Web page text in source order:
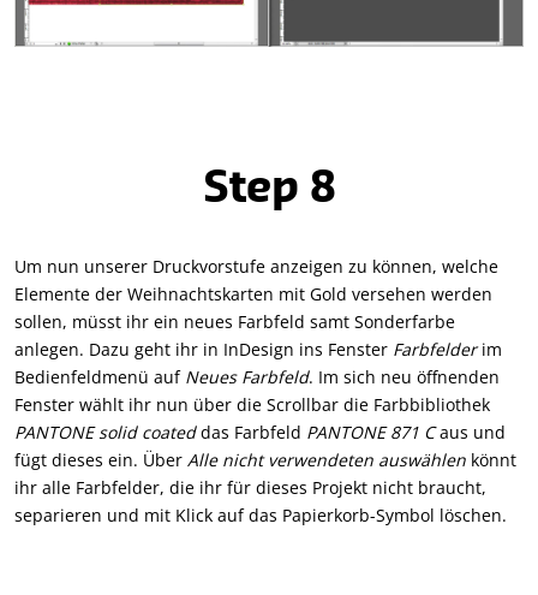
Step 8
Um nun unserer Druckvorstufe anzeigen zu können, welche
Elemente der Weihnachtskarten mit Gold versehen werden
sollen, müsst ihr ein neues Farbfeld samt Sonderfarbe
anlegen. Dazu geht ihr in InDesign ins Fenster Farbfelderim
Bedienfeldmenü auf Neues Farbfeld. Im sich neu öffnenden
Fenster wählt ihr nun über die Scrollbar die Farbbibliothek
PANTONE solid coateddas Farbfeld PANTONE 871 Caus und
fügt dieses ein. Über Alle nicht verwendeten auswählen könnt
ihr alle Farbfelder, die ihr für dieses Projekt nicht braucht,
separieren und mit Klick auf das Papierkorb-Symbol löschen.